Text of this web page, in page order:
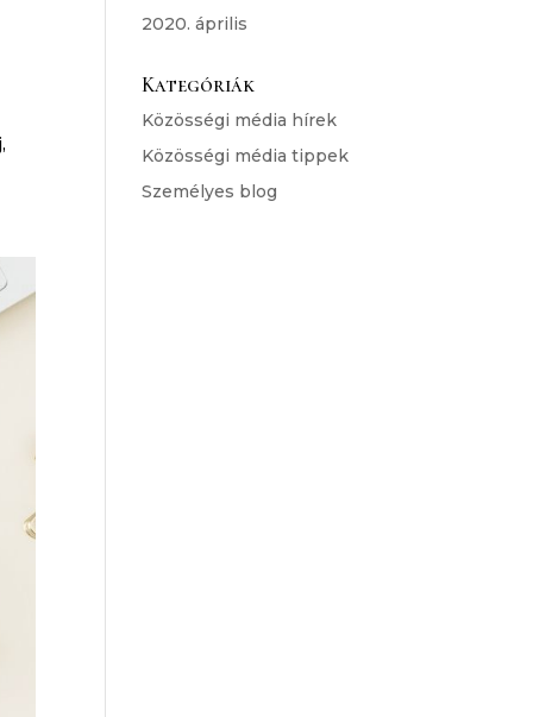
2020. április
Kategóriák
Közösségi média hírek
Közösségi média tippek
Személyes blog